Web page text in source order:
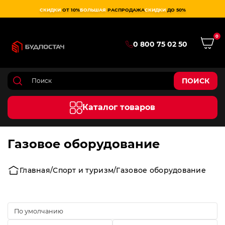
СКИДКИ ОТ 10%БОЛЬШАЯ РАСПРОДАЖАСКИДКИ ДО 50%
0 800 75 02 50
0
ПОИСК
Каталог товаров
Газовое оборудование
Главная Спорт и туризм Газовое оборудование